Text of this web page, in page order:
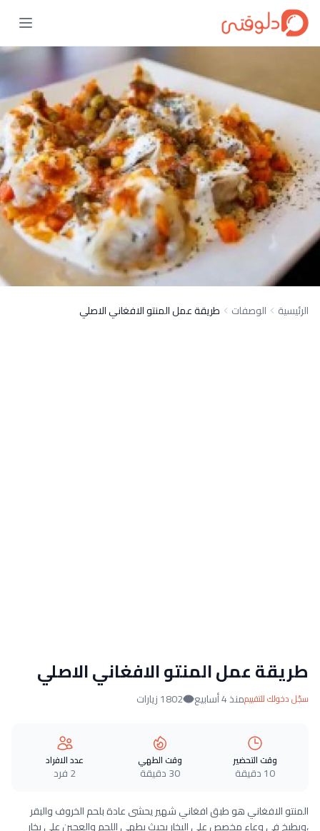
الرئيسية الوصفات طريقة عمل المنتو الافغاني الاصلي
طريقة عمل المنتو الافغاني الاصلي
سجّل دخولك للتقييممنذ 4 أسابيع 1802 زيارات
وقت التحضير
10 دقيقة
وقت الطهي
30 دقيقة
عدد الافراد
2 فرد
المنتو الافغاني هو طبق افغاني شهير يحشى عادة بلحم الخروف والبقر
،ويطبخ في وعاء مخصص على البخار بحيث يطهى اللحم والعجين على بخار